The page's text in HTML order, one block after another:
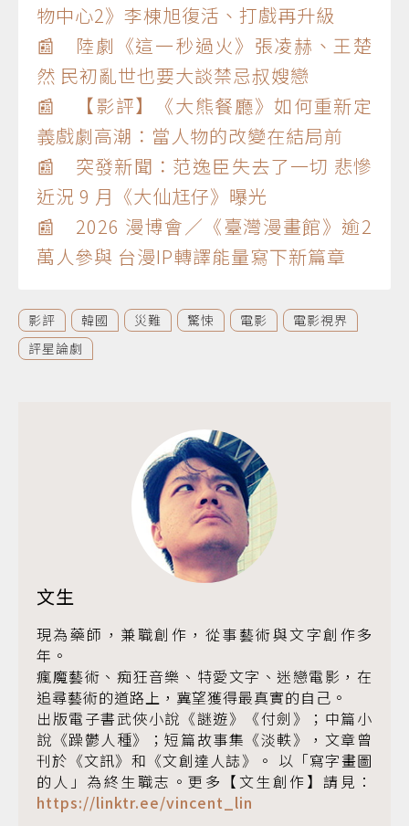
物中心2》李棟旭復活、打戲再升級
📰 陸劇《這一秒過火》張凌赫、王楚
然 民初亂世也要大談禁忌叔嫂戀
📰 【影評】《大熊餐廳》如何重新定
義戲劇高潮：當人物的改變在結局前
📰 突發新聞：范逸臣失去了一切 悲慘
近況 9 月《大仙尪仔》曝光
📰 2026 漫博會／《臺灣漫畫館》逾2
萬人參與 台漫IP轉譯能量寫下新篇章
影評 韓國 災難 驚悚 電影
電影視界
評星論劇
文生
現為藥師，兼職創作，從事藝術與文字創作多
年。
瘋魔藝術、痴狂音樂、特愛文字、迷戀電影，在
追尋藝術的道路上，冀望獲得最真實的自己。
出版電子書武俠小說《謎遊》《付劍》；中篇小
說《躁鬱人種》；短篇故事集《淡軼》，文章曾
刊於《文訊》和《文創達人誌》。 以「寫字畫圖
的人」為終生職志。更多【文生創作】請見：
https://linktr.ee/vincent_lin